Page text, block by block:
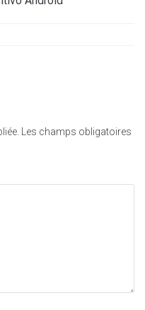
Les champs obligatoires